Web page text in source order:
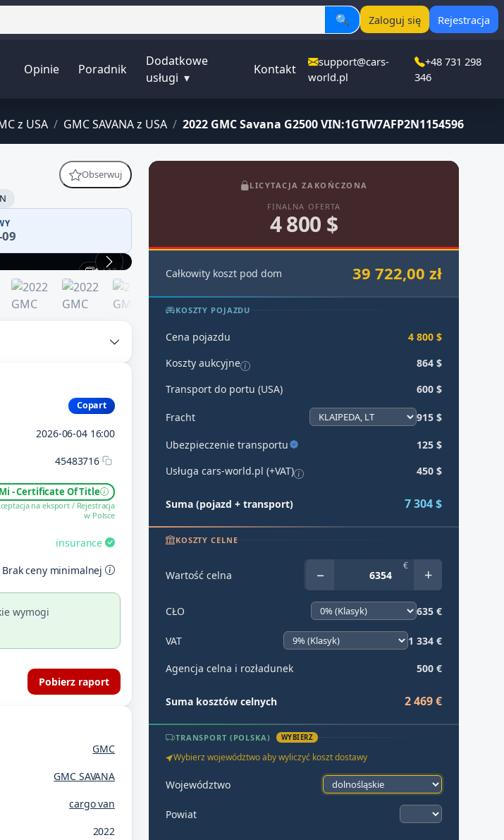
🔍 Zaloguj się Rejestracja
Opinie Poradnik
Dodatkowe
usługi ▾
Kontakt
support@cars-
world.pl
+48 731 298
346
z USA / GMC SAVANA z USA / 2022 GMC Savana G2500 VIN:1GTW7AFP2N1154596
Obserwuj
1 / 12
Copart
2026-06-04 16:00
45483716
Mi - Certificate Of Title
na eksport / Rejestracja
w Polsce
insurance
Brak ceny minimalnej
wymogi
Pobierz raport
GMC
GMC SAVANA
cargo van
2022
LICYTACJA ZAKOŃCZONA
FINALNA OFERTA
4 800 $
Całkowity koszt pod dom 39 722,00 zł
KOSZTY POJAZDU
Cena pojazdu
4 800 $
Koszty aukcyjne
864 $
Transport do portu (USA)
600 $
Fracht 915 $
Ubezpieczenie transportu
125 $
Usługa cars-world.pl (+VAT)
450 $
Suma (pojazd + transport) 7 304 $
KOSZTY CELNE
Wartość celna − € +
CŁO 635 €
VAT 1 334 €
Agencja celna i rozładunek 500 €
Suma kosztów celnych 2 469 €
TRANSPORT (POLSKA) WYBIERZ
Wybierz województwo aby wyliczyć koszt dostawy
Województwo
Powiat